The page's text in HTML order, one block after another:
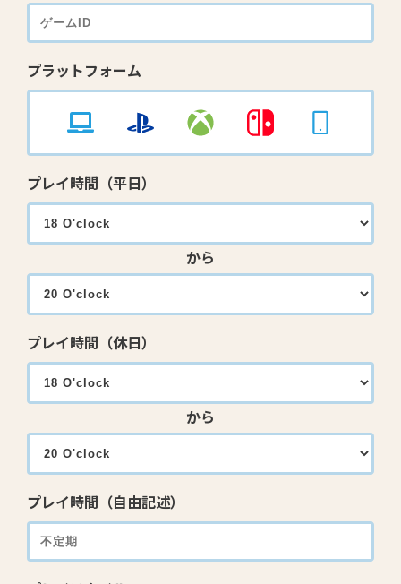
プラットフォーム
プレイ時間（平日）
から
プレイ時間（休日）
から
プレイ時間（自由記述）